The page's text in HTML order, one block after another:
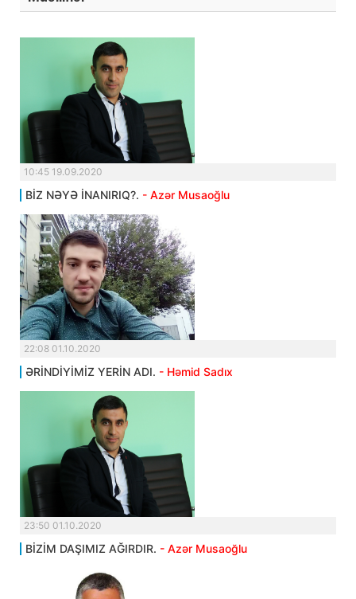
10:45 19.09.2020
BİZ NƏYƏ İNANIRIQ?. - Azər Musaoğlu
22:08 01.10.2020
ƏRİNDİYİMİZ YERİN ADI. - Həmid Sadıx
23:50 01.10.2020
BİZİM DAŞIMIZ AĞIRDIR. - Azər Musaoğlu